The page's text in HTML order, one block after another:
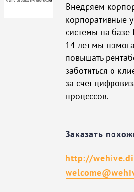
Внедряем
корпоративные
системы на базе
14 лет мы
повышать
заботиться о
за счёт
процессов.
Заказать
http://